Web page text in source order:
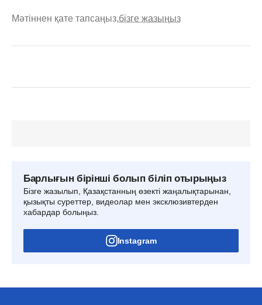
Мәтіннен қате тапсаңыз,бізге жазыңыз
Барлығын бірінші болып біліп отырыңыз
Бізге жазылып, Қазақстанның өзекті жаңалықтарынан,
қызықты суреттер, видеолар мен эксклюзивтерден
хабардар болыңыз.
Instagram